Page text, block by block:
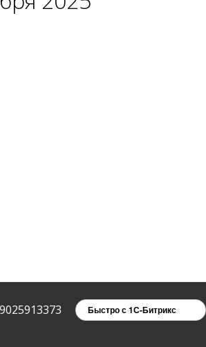
Быстро с 1С-Битрикс